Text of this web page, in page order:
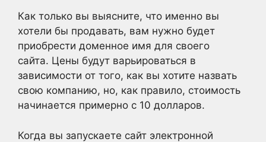
Как только вы выясните, что именно вы
хотели бы продавать, вам нужно будет
приобрести доменное имя для своего
сайта. Цены будут варьироваться в
зависимости от того, как вы хотите назвать
свою компанию, но, как правило, стоимость
начинается примерно с 10 долларов.
Когда вы запускаете сайт электронной